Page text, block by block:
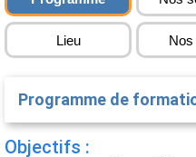
Lieu Nos
Programme de
Objectifs :